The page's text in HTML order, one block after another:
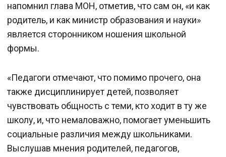
напомнил глава МОН, отметив, что сам он, «и как
родитель, и как министр образования и науки»
является сторонником ношения школьной
формы.
«Педагоги отмечают, что помимо прочего, она
также дисциплинирует детей, позволяет
чувствовать общность с теми, кто ходит в ту же
школу, и, что немаловажно, помогает уменьшить
социальные различия между школьниками.
Выслушав мнения родителей, педагогов,